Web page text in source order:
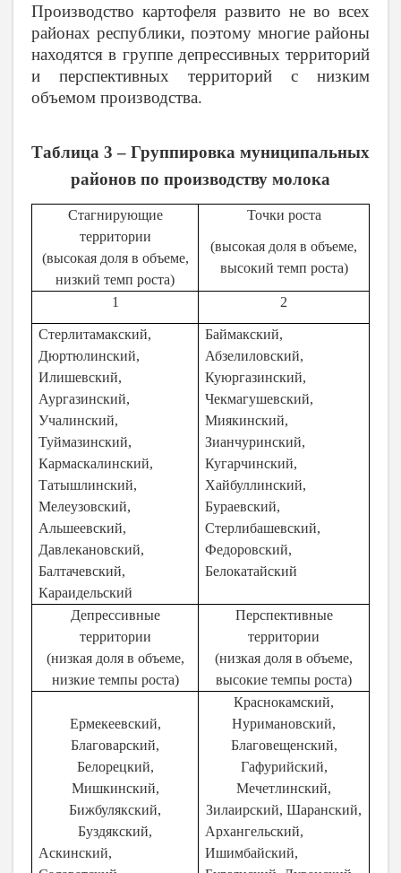
Производство картофеля развито не во всех
районах республики, поэтому многие районы
находятся в группе депрессивных территорий
и перспективных территорий с низким
объемом производства.
Таблица 3 – Группировка муниципальных
районов по производству молока
Стагнирующие
территории
(высокая доля в объеме,
низкий темп роста)
Точки роста
(высокая доля в объеме,
высокий темп роста)
1 2
Стерлитамакский,
Дюртюлинский,
Илишевский,
Аургазинский,
Учалинский,
Туймазинский,
Кармаскалинский,
Татышлинский,
Мелеузовский,
Альшеевский,
Давлекановский,
Балтачевский,
Караидельский
Баймакский,
Абзелиловский,
Куюргазинский,
Чекмагушевский,
Миякинский,
Зианчуринский,
Кугарчинский,
Хайбуллинский,
Бураевский,
Стерлибашевский,
Федоровский,
Белокатайский
Депрессивные
территории
(низкая доля в объеме,
низкие темпы роста)
Перспективные
территории
(низкая доля в объеме,
высокие темпы роста)
Ермекеевский,
Благоварский,
Белорецкий,
Мишкинский,
Бижбулякский,
Буздякский,
Аскинский,
Краснокамский,
Нуримановский,
Благовещенский,
Гафурийский,
Мечетлинский,
Зилаирский, Шаранский,
Архангельский,
Ишимбайский,